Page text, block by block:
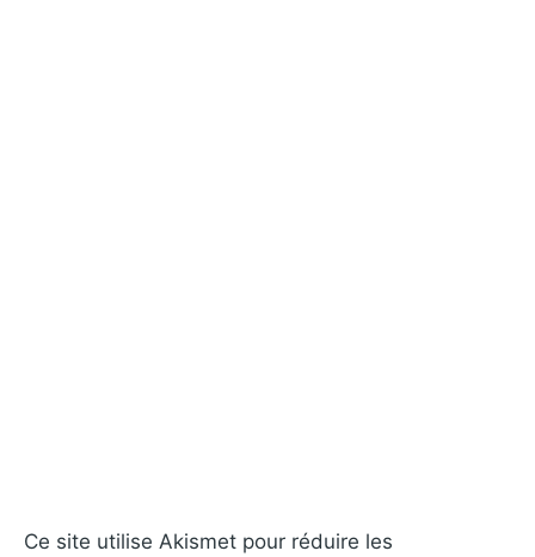
Ce site utilise Akismet pour réduire les